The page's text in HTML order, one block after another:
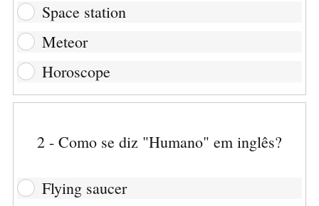
Space station
Meteor
Horoscope
2 - Como se diz "Humano" em inglês?
Flying saucer